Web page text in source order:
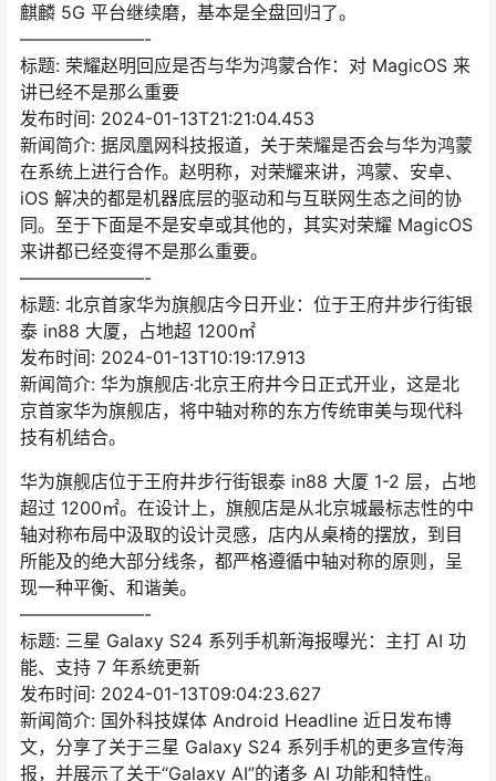
麒麟 5G 平台继续磨，基本是全盘回归了。
———————-
标题: 荣耀赵明回应是否与华为鸿蒙合作：对 MagicOS 来
讲已经不是那么重要
发布时间: 2024-01-13T21:21:04.453
新闻简介: 据凤凰网科技报道，关于荣耀是否会与华为鸿蒙
在系统上进行合作。赵明称，对荣耀来讲，鸿蒙、安卓、
iOS 解决的都是机器底层的驱动和与互联网生态之间的协
同。至于下面是不是安卓或其他的，其实对荣耀 MagicOS
来讲都已经变得不是那么重要。
———————-
标题: 北京首家华为旗舰店今日开业：位于王府井步行街银
泰 in88 大厦，占地超 1200㎡
发布时间: 2024-01-13T10:19:17.913
新闻简介: 华为旗舰店·北京王府井今日正式开业，这是北
京首家华为旗舰店，将中轴对称的东方传统审美与现代科
技有机结合。
华为旗舰店位于王府井步行街银泰 in88 大厦 1-2 层，占地
超过 1200㎡。在设计上，旗舰店是从北京城最标志性的中
轴对称布局中汲取的设计灵感，店内从桌椅的摆放，到目
所能及的绝大部分线条，都严格遵循中轴对称的原则，呈
现一种平衡、和谐美。
———————-
标题: 三星 Galaxy S24 系列手机新海报曝光：主打 AI 功
能、支持 7 年系统更新
发布时间: 2024-01-13T09:04:23.627
新闻简介: 国外科技媒体 Android Headline 近日发布博
文，分享了关于三星 Galaxy S24 系列手机的更多宣传海
报，并展示了关于“Galaxy AI”的诸多 AI 功能和特性。